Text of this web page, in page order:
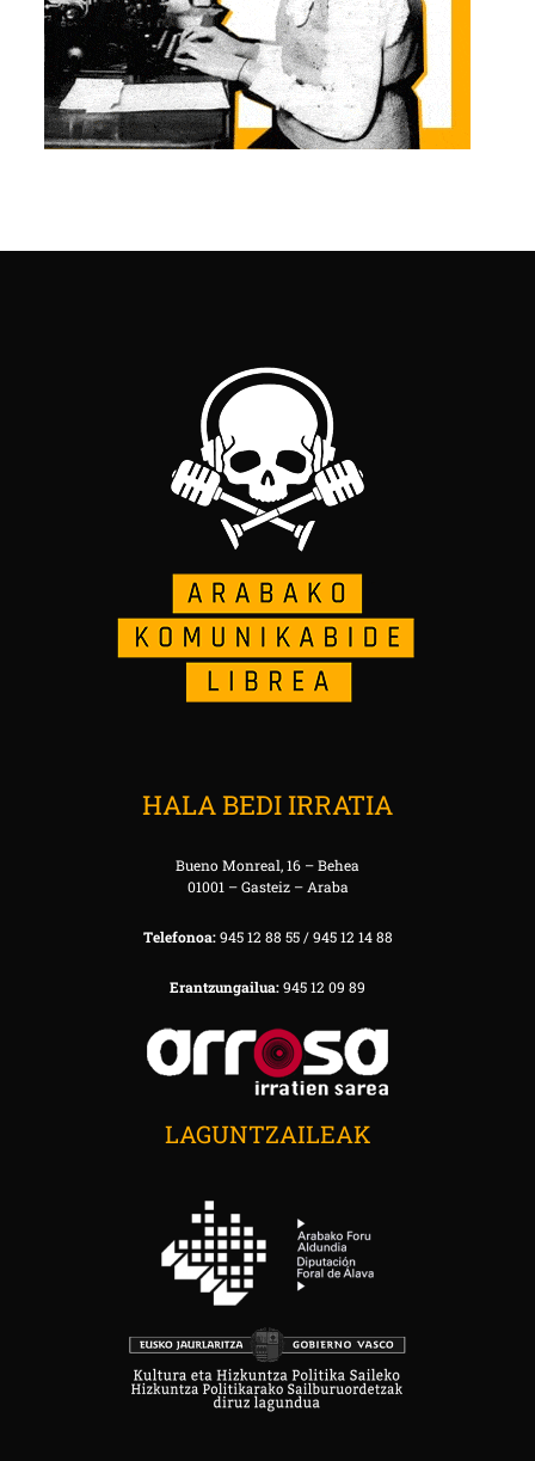
HALA BEDI IRRATIA
Bueno Monreal, 16 – Behea
01001 – Gasteiz – Araba
Telefonoa:945 12 88 55 / 945 12 14 88
Erantzungailua:945 12 09 89
LAGUNTZAILEAK